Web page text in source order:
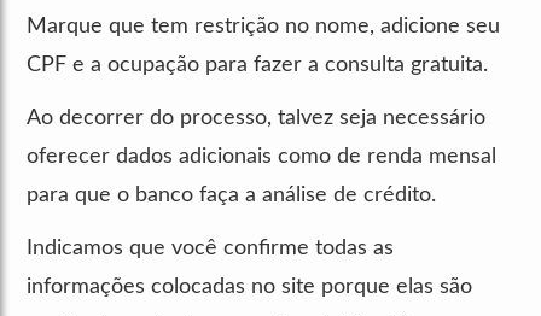
Marque que tem restrição no nome, adicione seu
CPF e a ocupação para fazer a consulta gratuita.
Ao decorrer do processo, talvez seja necessário
oferecer dados adicionais como de renda mensal
para que o banco faça a análise de crédito.
Indicamos que você confirme todas as
informações colocadas no site porque elas são